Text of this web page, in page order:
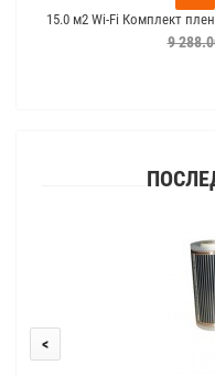
15.0 м2 Wi-Fi Комплект
9
<